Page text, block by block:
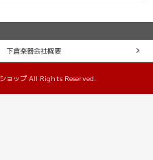
下倉楽器会社概要
ョップ All Rights Reserved.